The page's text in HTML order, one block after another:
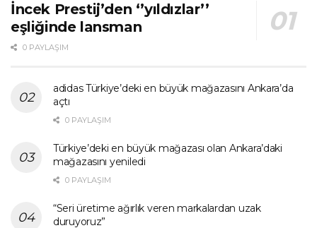
İncek Prestij’den ‘’yıldızlar’’
eşliğinde lansman
0 PAYLAŞIM
adidas Türkiye’deki en büyük mağazasını Ankara’da
açtı
0 PAYLAŞIM
Türkiye’deki en büyük mağazası olan Ankara’daki
mağazasını yeniledi
0 PAYLAŞIM
“Seri üretime ağırlık veren markalardan uzak
duruyoruz”